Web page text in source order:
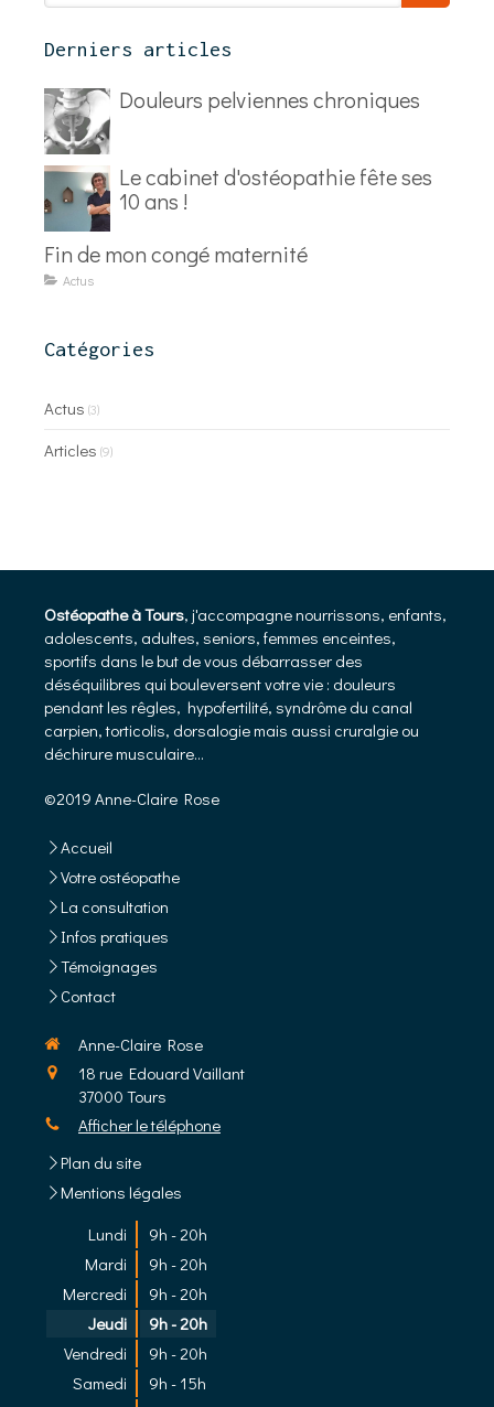
Derniers articles
Douleurs pelviennes chroniques
Le cabinet d'ostéopathie fête ses
10 ans !
Fin de mon congé maternité
Actus
Catégories
Actus (3)
Articles (9)
Ostéopathe à Tours, j'accompagne nourrissons, enfants,
adolescents, adultes, seniors, femmes enceintes,
sportifs dans le but de vous débarrasser des
déséquilibres qui bouleversent votre vie : douleurs
pendant les rêgles, hypofertilité, syndrôme du canal
carpien, torticolis, dorsalogie mais aussi cruralgie ou
déchirure musculaire...
©2019 Anne-Claire Rose
Accueil
Votre ostéopathe
La consultation
Infos pratiques
Témoignages
Contact
Anne-Claire Rose
18 rue Edouard Vaillant
37000 Tours
Afficher le téléphone
Plan du site
Mentions légales
Lundi
9h - 20h
Mardi
9h - 20h
Mercredi
9h - 20h
Jeudi
9h - 20h
Vendredi
9h - 20h
Samedi
9h - 15h